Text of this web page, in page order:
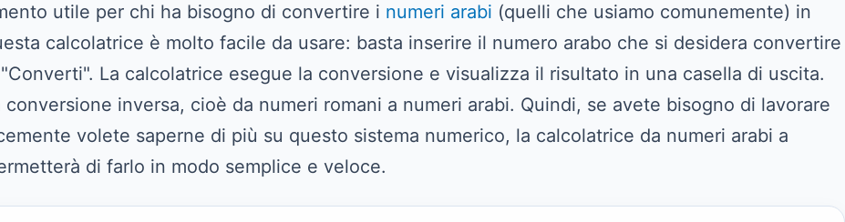
utile per chi ha bisogno di convertire i numeri arabi (quelli che usiamo comunemente) in
calcolatrice è molto facile da usare: basta inserire il numero arabo che si desidera convertire
La calcolatrice esegue la conversione e visualizza il risultato in una casella di uscita.
inversa, cioè da numeri romani a numeri arabi. Quindi, se avete bisogno di lavorare
volete saperne di più su questo sistema numerico, la calcolatrice da numeri arabi a
di farlo in modo semplice e veloce.